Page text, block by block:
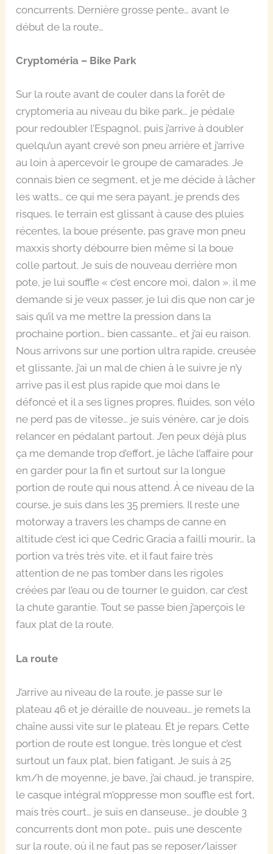
concurrents. Dernière grosse pente… avant le
début de la route…
Cryptoméria – Bike Park
Sur la route avant de couler dans la forêt de
cryptomeria au niveau du bike park… je pédale
pour redoubler l’Espagnol, puis j’arrive à doubler
quelqu’un ayant crevé son pneu arrière et j’arrive
au loin à apercevoir le groupe de camarades. Je
connais bien ce segment, et je me décide à lâcher
les watts… ce qui me sera payant, je prends des
risques, le terrain est glissant à cause des pluies
récentes, la boue présente, pas grave mon pneu
maxxis shorty débourre bien même si la boue
colle partout. Je suis de nouveau derrière mon
pote, je lui souffle « c’est encore moi, dalon ». il me
demande si je veux passer, je lui dis que non car je
sais qu’il va me mettre la pression dans la
prochaine portion… bien cassante… et j’ai eu raison.
Nous arrivons sur une portion ultra rapide, creusée
et glissante, j’ai un mal de chien à le suivre je n’y
arrive pas il est plus rapide que moi dans le
défoncé et il a ses lignes propres, fluides, son vélo
ne perd pas de vitesse… je suis vénère, car je dois
relancer en pédalant partout. J’en peux déjà plus
ça me demande trop d’effort, je lâche l’affaire pour
en garder pour la fin et surtout sur la longue
portion de route qui nous attend. À ce niveau de la
course, je suis dans les 35 premiers. Il reste une
motorway a travers les champs de canne en
altitude c’est ici que Cedric Gracia a failli mourir… la
portion va très très vite, et il faut faire très
attention de ne pas tomber dans les rigoles
créées par l’eau ou de tourner le guidon, car c’est
la chute garantie. Tout se passe bien j’aperçois le
faux plat de la route.
La route
J’arrive au niveau de la route, je passe sur le
plateau 46 et je déraille de nouveau… je remets la
chaîne aussi vite sur le plateau. Et je repars. Cette
portion de route est longue, très longue et c’est
surtout un faux plat, bien fatigant. Je suis à 25
km/h de moyenne, je bave, j’ai chaud, je transpire,
le casque intégral m’oppresse mon souffle est fort,
mais très court… je suis en danseuse… je double 3
concurrents dont mon pote… puis une descente
sur la route, où il ne faut pas se reposer/laisser